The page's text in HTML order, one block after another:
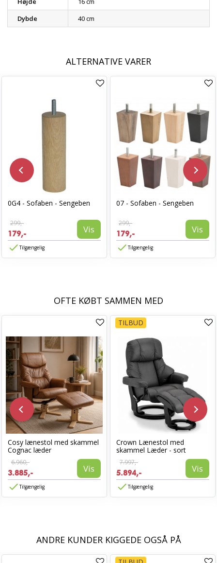
Dybde
40 cm
ALTERNATIVE VARER
0G4 - Sofaben - Sengeben
299,-
179,- Vis
Tilgængelig
07 - Sofaben - Sengeben
299,-
179,- Vis
Tilgængelig
OFTE KØBT SAMMEN MED
Cosy lænestol med skammel
Cognac læder
6.960,-
3.885,- Vis
Tilgængelig
TILBUD
Crown Lænestol med
skammel Læder - sort
7.997,-
5.894,- Vis
Tilgængelig
ANDRE KUNDER KIGGEDE OGSÅ PÅ